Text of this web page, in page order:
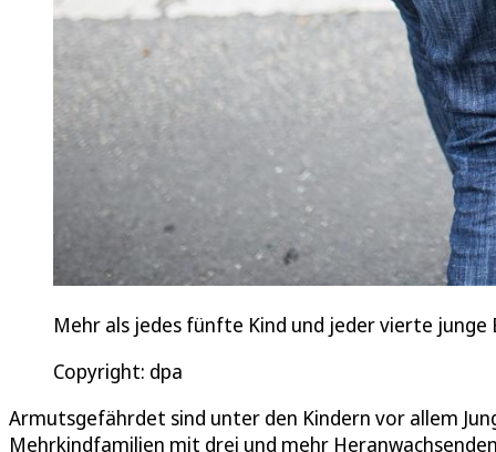
Mehr als jedes fünfte Kind und jeder vierte
Copyright: dpa
Armutsgefährdet sind unter den Kindern vor allem
Mehrkindfamilien mit drei und mehr